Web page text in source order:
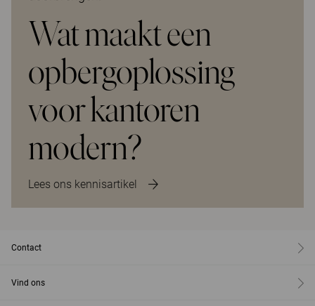
Wat maakt een
opbergoplossing
voor kantoren
modern?
Lees ons kennisartikel
Contact
Vind ons